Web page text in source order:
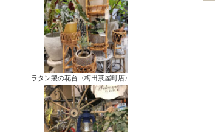
ラタン製の花台〈梅田茶屋町店〉